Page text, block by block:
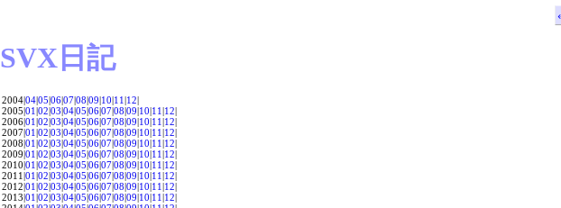
SVX日記
2004|04|05|06|07|08|09|10|11|12|
2005|01|02|03|04|05|06|07|08|09|10|11|12|
2006|01|02|03|04|05|06|07|08|09|10|11|12|
2007|01|02|03|04|05|06|07|08|09|10|11|12|
2008|01|02|03|04|05|06|07|08|09|10|11|12|
2009|01|02|03|04|05|06|07|08|09|10|11|12|
2010|01|02|03|04|05|06|07|08|09|10|11|12|
2011|01|02|03|04|05|06|07|08|09|10|11|12|
2012|01|02|03|04|05|06|07|08|09|10|11|12|
2013|01|02|03|04|05|06|07|08|09|10|11|12|